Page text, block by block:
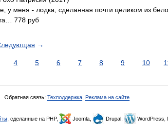
у меня - лодка, сделанная почти целиком из
778 руб
→
4 5 6 7 8 9 10
Обратная связь: Техподдержка Реклама на сайте
, сделанные на PHP, Joomla, Drupal, WordPress,